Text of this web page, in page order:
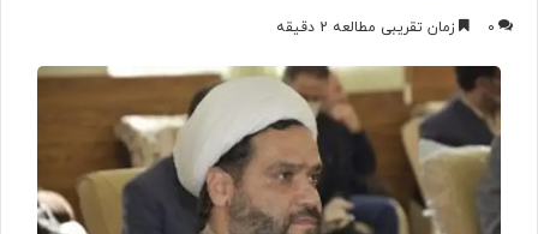
0 زمان تقریبی مطالعه 2 دقیقه